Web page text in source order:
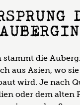
die
aus Asien, wo sie
wird. Je nach
oder dem alten